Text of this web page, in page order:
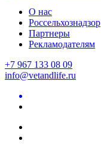
О нас
Россельхознадзор
Партнеры
Рекламодателям
+7 967 133 08 09
info@vetandlife.ru